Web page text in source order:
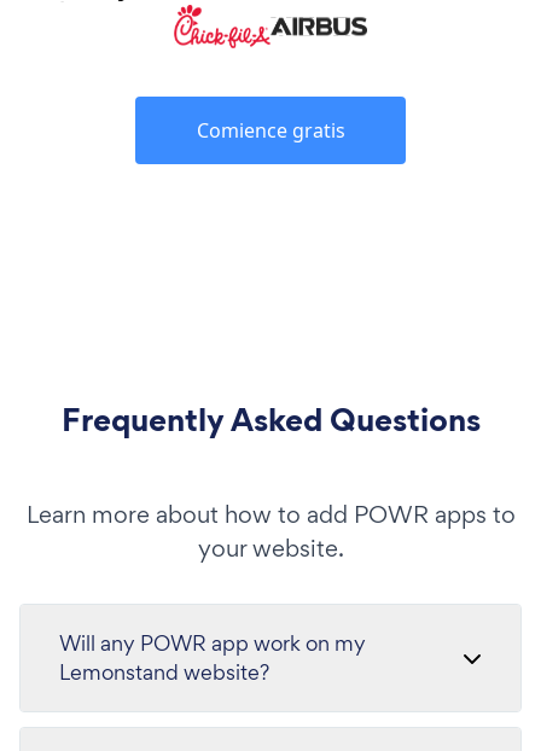
Comience gratis
Frequently Asked Questions
Learn more about how to add POWR apps to
your website.
Will any POWR app work on my
Lemonstand website?